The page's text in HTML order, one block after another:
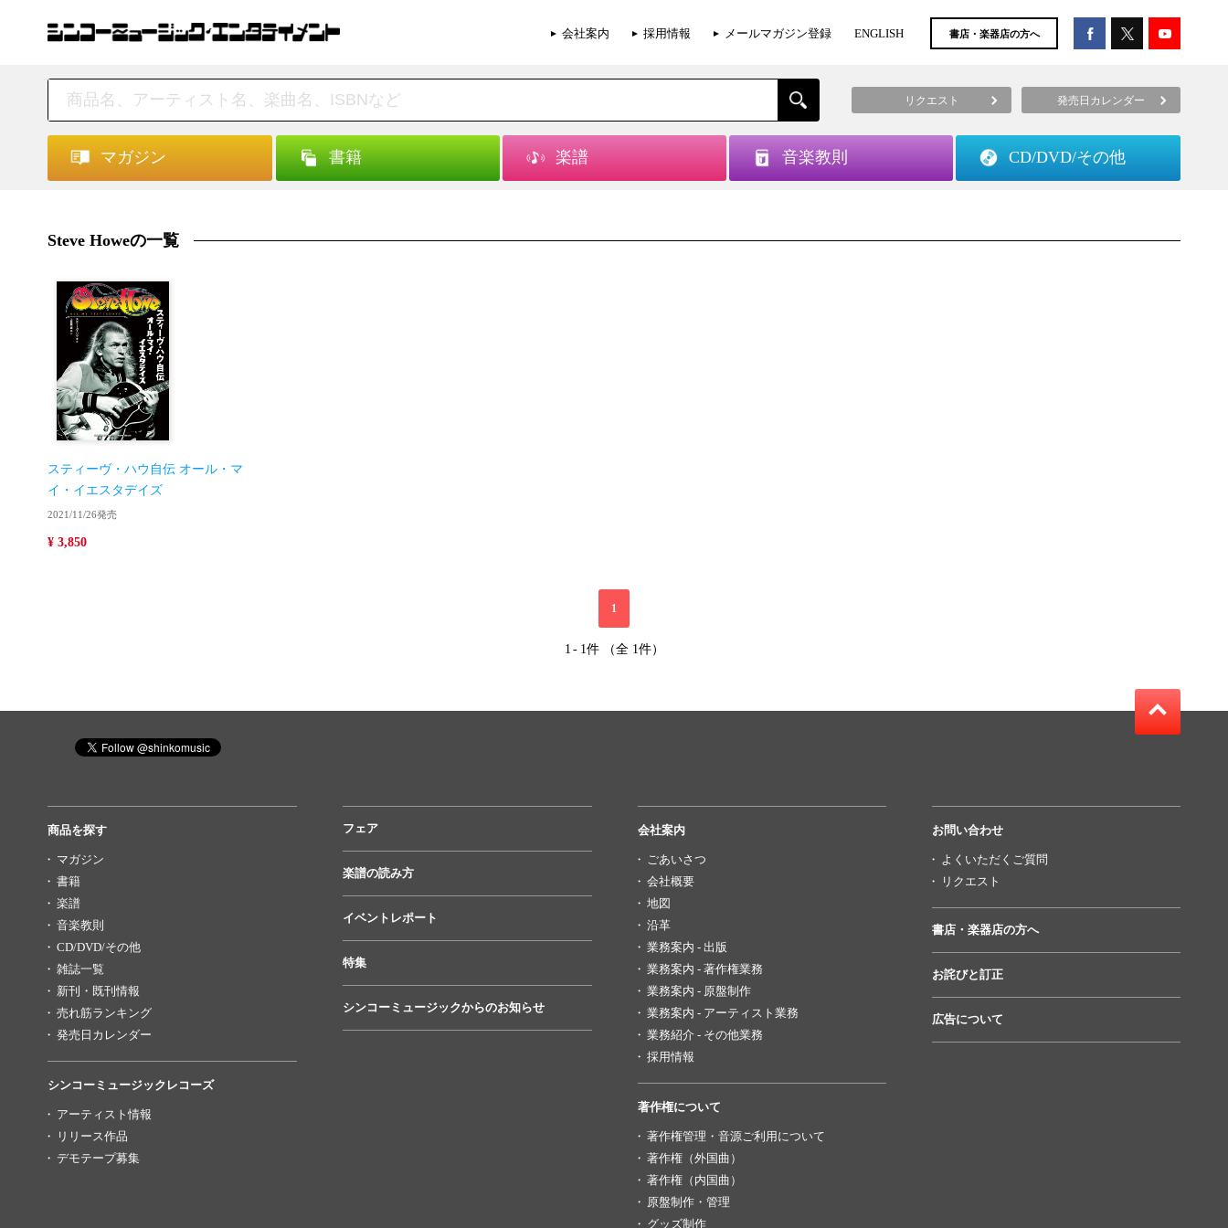
会社案内 採用情報 メールマガジン登録 ENGLISH 書店・楽器店の方へ
リクエスト 発売日カレンダー
マガジン 書籍 楽譜 音楽教則 CD/DVD/その他
Steve Howeの一覧
スティーヴ・ハウ自伝 オール・マ
イ・イエスタデイズ
2021/11/26発売
¥ 3,850
1
1 - 1件 （全 1件）
商品を探す
マガジン
書籍
楽譜
音楽教則
CD/DVD/その他
雑誌一覧
新刊・既刊情報
売れ筋ランキング
発売日カレンダー
シンコーミュージックレコーズ
アーティスト情報
リリース作品
デモテープ募集
フェア
楽譜の読み方
イベントレポート
特集
シンコーミュージックからのお知らせ
会社案内
ごあいさつ
会社概要
地図
沿革
業務案内 - 出版
業務案内 - 著作権業務
業務案内 - 原盤制作
業務案内 - アーティスト業務
業務紹介 - その他業務
採用情報
著作権について
著作権管理・音源ご利用について
著作権（外国曲）
著作権（内国曲）
原盤制作・管理
グッズ制作
お問い合わせ
よくいただくご質問
リクエスト
書店・楽器店の方へ
お詫びと訂正
広告について